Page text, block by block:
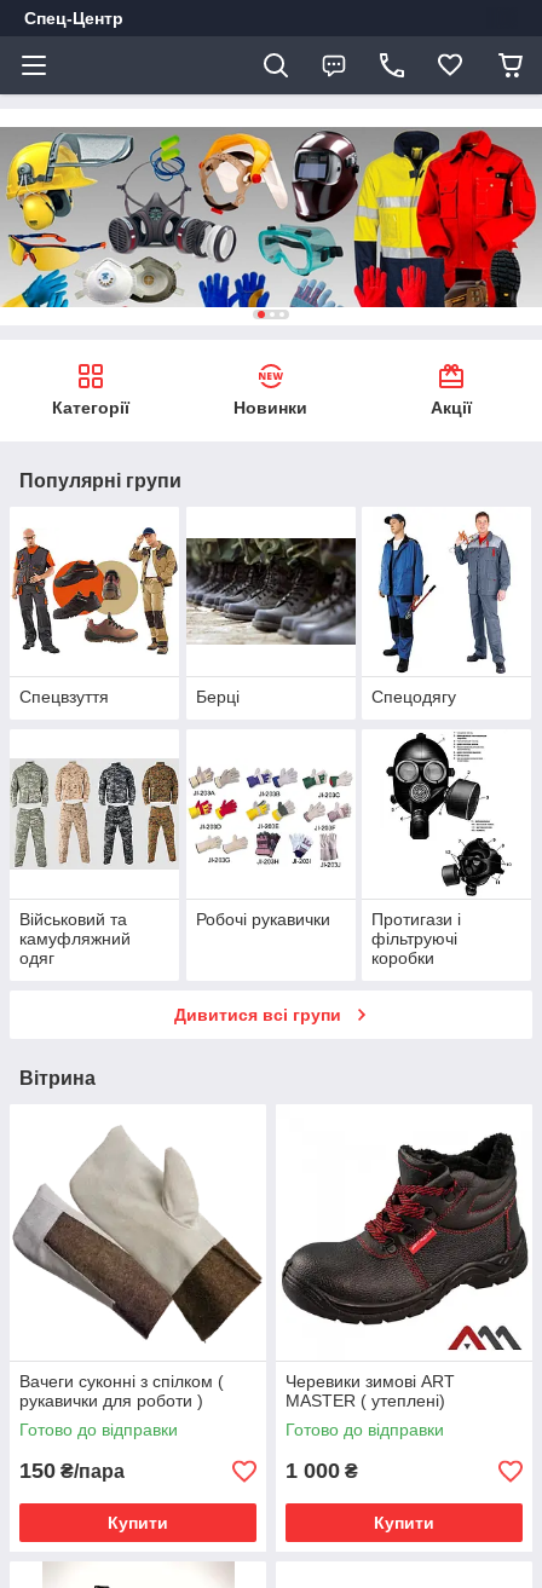
Спец-Центр
Категорії Новинки Акції
Популярні групи
Спецвзуття Берці Спецодягу
Військовий та
камуфляжний
одяг
Робочі рукавички
Протигази і
фільтруючі
коробки
Дивитися всі групи
Вітрина
Вачеги суконні з спілком (
рукавички для роботи )
Готово до відправки
150 ₴/пара
Купити
Черевики зимові ART
MASTER ( утеплені)
Готово до відправки
1 000 ₴
Купити